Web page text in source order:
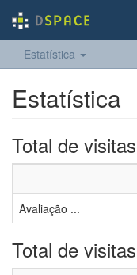
Estatística
Estatística
Total de visitas
Avaliação ...
Total de